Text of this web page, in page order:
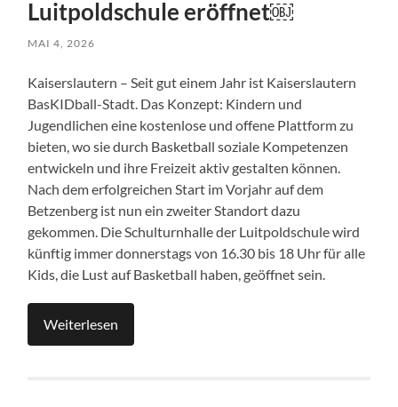
Luitpoldschule eröffnet￼
MAI 4, 2026
Kaiserslautern – Seit gut einem Jahr ist Kaiserslautern
BasKIDball-Stadt. Das Konzept: Kindern und
Jugendlichen eine kostenlose und offene Plattform zu
bieten, wo sie durch Basketball soziale Kompetenzen
entwickeln und ihre Freizeit aktiv gestalten können.
Nach dem erfolgreichen Start im Vorjahr auf dem
Betzenberg ist nun ein zweiter Standort dazu
gekommen. Die Schulturnhalle der Luitpoldschule wird
künftig immer donnerstags von 16.30 bis 18 Uhr für alle
Kids, die Lust auf Basketball haben, geöffnet sein.
Weiterlesen